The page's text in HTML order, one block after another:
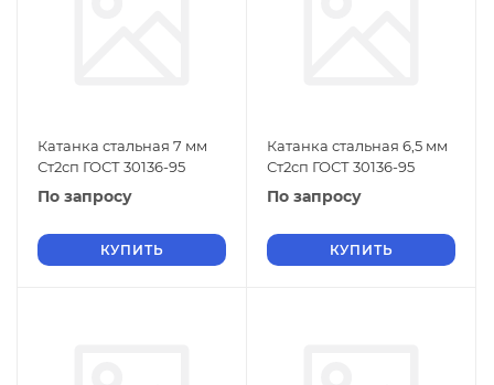
Катанка стальная 7 мм
Ст2сп ГОСТ 30136-95
По запросу
КУПИТЬ
Катанка стальная 6,5 мм
Ст2сп ГОСТ 30136-95
По запросу
КУПИТЬ